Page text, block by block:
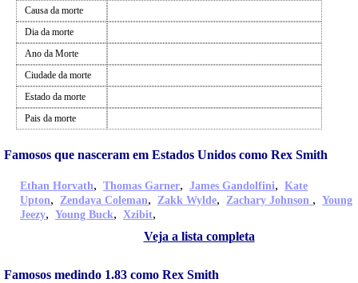
Causa da morte
Dia da morte
Ano da Morte
Ciudade da morte
Estado da morte
Pais da morte
Famosos que nasceram em Estados Unidos como Rex Smith
Ethan Horvath, Thomas Garner, James Gandolfini, Kate
Upton, Zendaya Coleman, Zakk Wylde, Zachary Johnson , Young
Jeezy, Young Buck, Xzibit,
Veja a lista completa
Famosos medindo 1.83 como Rex Smith